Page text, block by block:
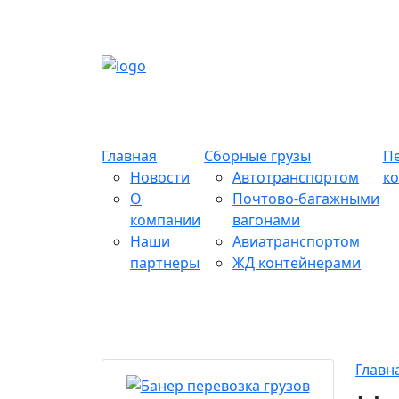
Главная
Новости
О
компании
Наши
партнеры
Сборные грузы
Автотранспортом
Почтово-багажными
вагонами
Авиатранспортом
ЖД контейнерами